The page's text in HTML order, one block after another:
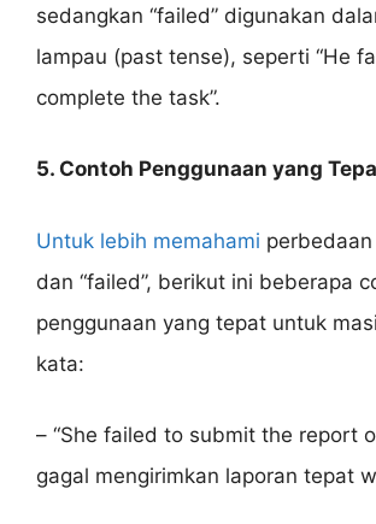
sedangkan “failed” digunakan
lampau (past tense), seperti “He
complete the task”.
5. Contoh Penggunaan yang
Untuk lebih memahami perbedaan
dan “failed”, berikut ini beberapa
penggunaan yang tepat untuk
kata:
– “She failed to submit the report
gagal mengirimkan laporan tepat